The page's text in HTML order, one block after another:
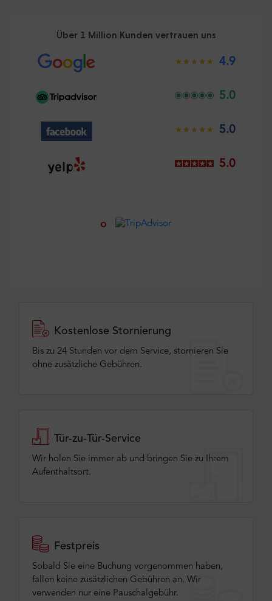
Über 1 Million Kunden vertrauen uns
4.9
5.0
5.0
5.0
Kostenlose Stornierung
Bis zu 24 Stunden vor dem Service, stornieren Sie
ohne zusätzliche Gebühren.
Tür-zu-Tür-Service
Wir holen Sie immer ab und bringen Sie zu Ihrem
Aufenthaltsort.
Festpreis
Sobald Sie eine Buchung vorgenommen haben,
fallen keine zusätzlichen Gebühren an. Wir
verwenden nur eine Pauschalgebühr.